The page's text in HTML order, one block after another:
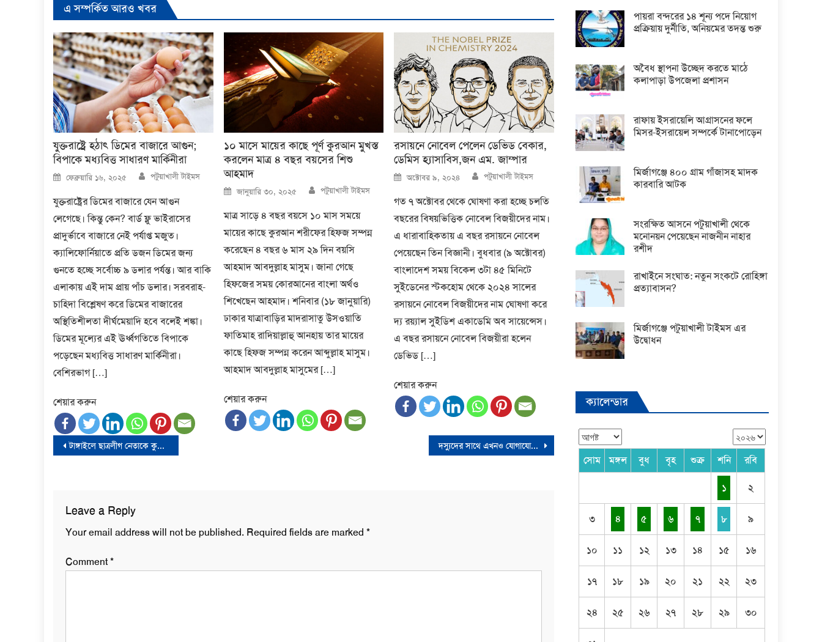
এ সম্পর্কিত আরও খবর
যুক্তরাষ্ট্রে হঠাৎ ডিমের বাজারে আগুন;
বিপাকে মধ্যবিত্ত সাধারণ মার্কিনীরা
Posted
on
ফেব্রুয়ারি ১৬, ২০২৫ Author
পটুয়াখালী টাইমস
যুক্তরাষ্ট্রের ডিমের বাজারে যেন আগুন
লেগেছে। কিন্তু কেন? বার্ড ফ্লু ভাইরাসের
প্রাদুর্ভাবে বাজারে নেই পর্যাপ্ত মজুত।
ক্যালিফোর্নিয়াতে প্রতি ডজন ডিমের জন্য
গুনতে হচ্ছে সর্বোচ্চ ৯ ডলার পর্যন্ত। আর বাকি
এলাকায় এই দাম প্রায় পাঁচ ডলার। সরবরাহ-
চাহিদা বিশ্লেষণ করে ডিমের বাজারের
অস্থিতিশীলতা দীর্ঘমেয়াদি হবে বলেই শঙ্কা।
ডিমের মূল্যের এই ঊর্ধ্বগতিতে বিপাকে
পড়েছেন মধ্যবিত্ত সাধারণ মার্কিনীরা।
বেশিরভাগ […]
শেয়ার করুন
১০ মাসে মায়ের কাছে পূর্ণ কুরআন মুখস্ত
করলেন মাত্র ৪ বছর বয়সের শিশু
আহমাদ
Posted
on
জানুয়ারি ৩০, ২০২৫ Author
পটুয়াখালী টাইমস
মাত্র সাড়ে ৪ বছর বয়সে ১০ মাস সময়ে
মায়ের কাছে কুরআন শরীফের হিফজ সম্পন্ন
করেছেন ৪ বছর ৬ মাস ২৯ দিন বয়সি
আহমাদ আবদুল্লাহ মাসুম। জানা গেছে
হিফজের সময় কোরআনের বাংলা অর্থও
শিখেছেন আহমাদ। শনিবার (১৮ জানুয়ারি)
ঢাকার যাত্রাবাড়ির মাদরাসাতু উসওয়াতি
ফাতিমাহ রাদিয়াল্লাহু আনহায় তার মায়ের
কাছে হিফজ সম্পন্ন করেন আব্দুল্লাহ মাসুম।
আহমাদ আবদুল্লাহ মাসুমের […]
শেয়ার করুন
রসায়নে নোবেল পেলেন ডেভিড বেকার,
ডেমিস হ্যাসাবিস,জন এম. জাম্পার
Posted
on
অক্টোবর ৯, ২০২৪ Author
পটুয়াখালী টাইমস
গত ৭ অক্টোবর থেকে ঘোষণা করা হচ্ছে চলতি
বছরের বিষয়ভিত্তিক নোবেল বিজয়ীদের নাম।
এ ধারাবাহিকতায় এ বছর রসায়নে নোবেল
পেয়েছেন তিন বিজ্ঞানী। বুধবার (৯ অক্টোবর)
বাংলাদেশ সময় বিকেল ৩টা ৪৫ মিনিটে
সুইডেনের স্টকহোম থেকে ২০২৪ সালের
রসায়নে নোবেল বিজয়ীদের নাম ঘোষণা করে
দ্য রয়্যাল সুইডিশ একাডেমি অব সায়েন্সেস।
এ বছর রসায়নে নোবেল বিজয়ীরা হলেন
ডেভিড […]
শেয়ার করুন
Post
টাঙ্গাইলে ছাত্রলীগ নেতাকে কুপিয়ে হত্যা দস্যুদের সাথে এখনও যোগাযোগ করা যায়নি
Leave a Reply
Your email address will not be published. Required fields are marked *
Comment*
পায়রা বন্দরের ১৪ শূন্য পদে নিয়োগ
প্রক্রিয়ায় দুর্নীতি, অনিয়মের তদন্ত শুরু
অবৈধ স্থাপনা উচ্ছেদ করতে মাঠে
কলাপাড়া উপজেলা প্রশাসন
রাফায় ইসরায়েলি আগ্রাসনের ফলে
মিসর-ইসরায়েল সম্পর্কে টানাপোড়েন
মির্জাগঞ্জে ৪০০ গ্রাম গাঁজাসহ মাদক
কারবারি আটক
সংরক্ষিত আসনে পটুয়াখালী থেকে
মনোনয়ন পেয়েছেন নাজনীন নাহার
রশীদ
রাখাইনে সংঘাত: নতুন সংকটে রোহিঙ্গা
প্রত্যাবাসন?
মির্জাগঞ্জে পটুয়াখালী টাইমস এর
উদ্বোধন
ক্যালেন্ডার
সোম মঙ্গল বুধ বৃহ শুক্র শনি রবি
১ ২
৩ ৪ ৫ ৬ ৭ ৮ ৯
১০ ১১ ১২ ১৩ ১৪ ১৫ ১৬
১৭ ১৮ ১৯ ২০ ২১ ২২ ২৩
২৪ ২৫ ২৬ ২৭ ২৮ ২৯ ৩০